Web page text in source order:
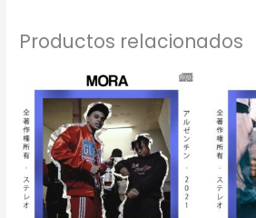
Productos relacionados